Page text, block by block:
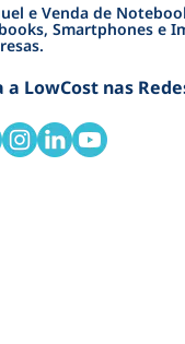
e Venda de
Smartphones e
a LowCost nas